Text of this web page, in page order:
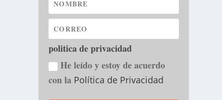
politica de privacidad
He leído y estoy de acuerdo
con la Política de Privacidad